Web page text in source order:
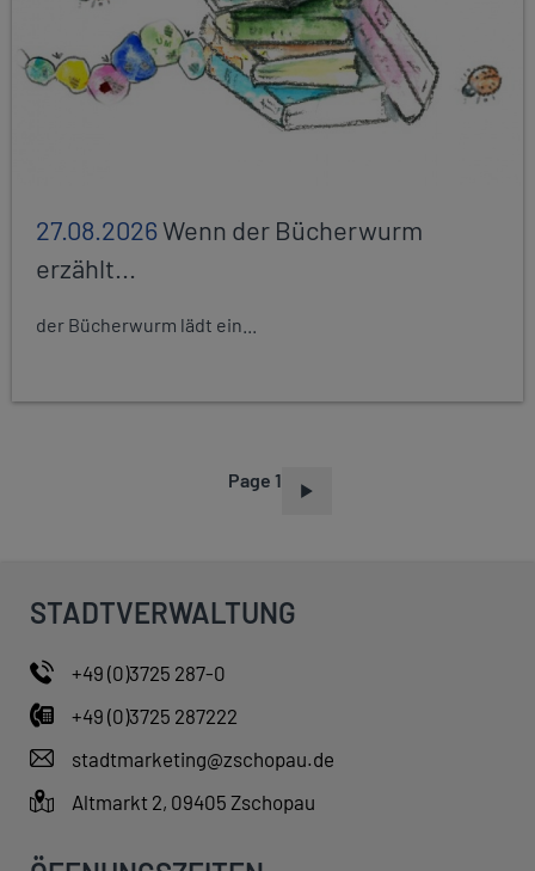
27.08.2026Wenn der Bücherwurm
erzählt...
der Bücherwurm lädt ein...
Page 1
STADTVERWALTUNG
+49 (0)3725 287-0
+49 (0)3725 287222
stadtmarketing@zschopau.de
Altmarkt 2, 09405 Zschopau